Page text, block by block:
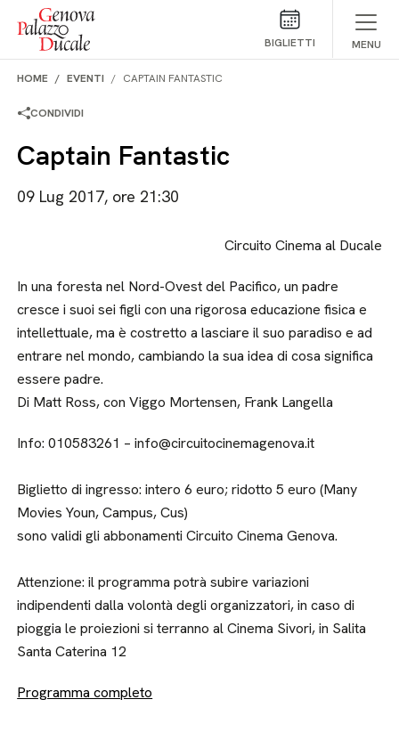
Salta al contenuto
BIGLIETTI MENU
HOME EVENTI CAPTAIN FANTASTIC
CONDIVIDI
Captain Fantastic
09 Lug 2017, ore 21:30
Circuito Cinema al Ducale
In una foresta nel Nord-Ovest del Pacifico, un padre
cresce i suoi sei figli con una rigorosa educazione fisica e
intellettuale, ma è costretto a lasciare il suo paradiso e ad
entrare nel mondo, cambiando la sua idea di cosa significa
essere padre.
Di Matt Ross, con Viggo Mortensen, Frank Langella
Info: 010583261 – info@circuitocinemagenova.it
Biglietto di ingresso: intero 6 euro; ridotto 5 euro (Many
Movies Youn, Campus, Cus)
sono validi gli abbonamenti Circuito Cinema Genova.
Attenzione: il programma potrà subire variazioni
indipendenti dalla volontà degli organizzatori, in caso di
pioggia le proiezioni si terranno al Cinema Sivori, in Salita
Santa Caterina 12
Programma completo